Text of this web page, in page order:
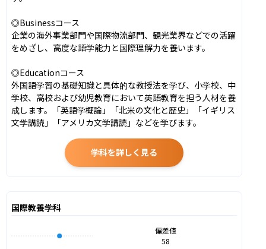
◎Businessコース
企業の海外事業部門や国際物流部門、観光業界などでの活躍
をめざし、高度な語学能力と国際理解力を養います。
◎Educationコース
外国語学習の基礎知識と具体的な教授法を学び、小学校、中
学校、高校および幼児教育において英語教育を担う人材を養
成します。「英語学概論」「北米の文化と歴史」「イギリス
文学講読」「アメリカ文学講読」などを学びます。
学科を詳しく見る
国際教養学科
偏差値
58